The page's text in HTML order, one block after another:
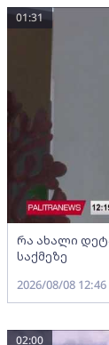
რა ახალი
საქმეზე
01:31
2026/08/08 12:46
02:00